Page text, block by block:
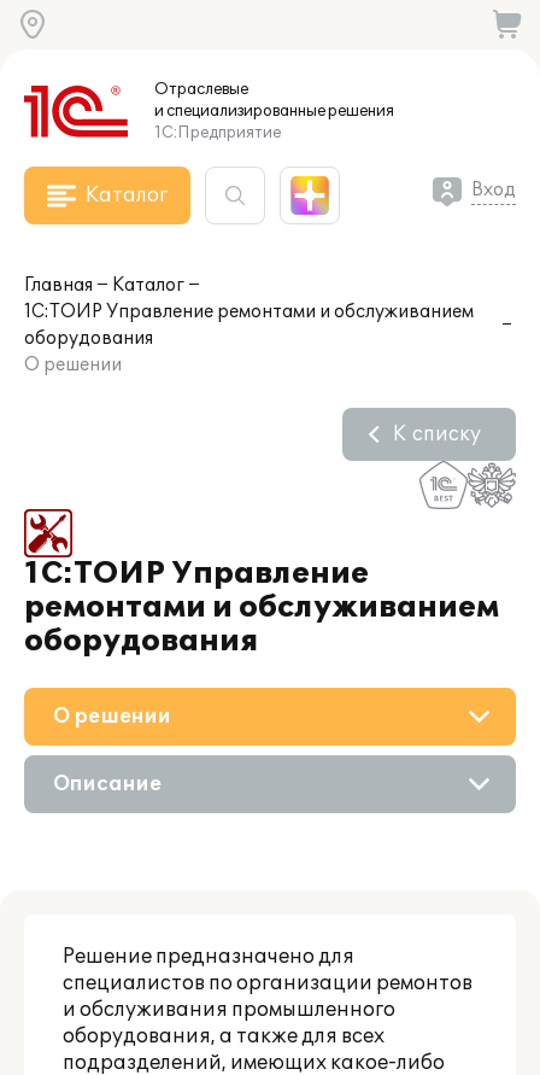
Отраслевые
и специализированныерешения
1С:Предприятие
Каталог Вход
Главная
Каталог
1С:ТОИР Управление ремонтами и обслуживанием
оборудования
О решении
1С:ТОИР Управление
ремонтами и обслуживанием
оборудования
К списку
О решении
Приобретение
Партнерам
Описание
Решение предназначено для
специалистов по организации ремонтов
и обслуживания промышленного
оборудования, а также для всех
подразделений, имеющих какое-либо